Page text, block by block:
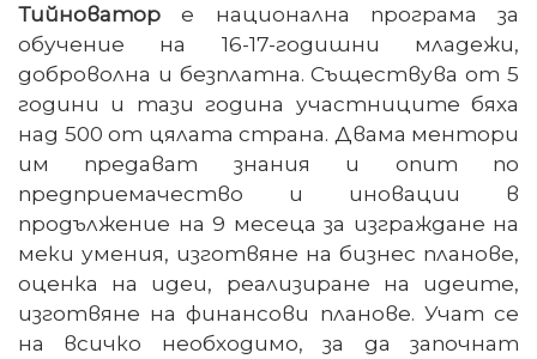
Тийноватор е национална програма за
обучение на 16-17-годишни младежи,
доброволна и безплатна. Съществува от 5
години и тази година участниците бяха
над 500 от цялата страна. Двама ментори
им предават знания и опит по
предприемачество и иновации в
продължение на 9 месеца за изграждане на
меки умения, изготвяне на бизнес планове,
оценка на идеи, реализиране на идеите,
изготвяне на финансови планове. Учат се
на всичко необходимо, за да започнат